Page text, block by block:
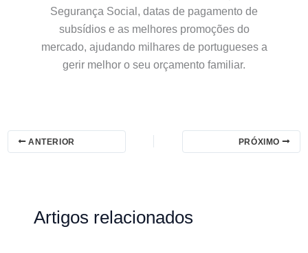
Segurança Social, datas de pagamento de
subsídios e as melhores promoções do
mercado, ajudando milhares de portugueses a
gerir melhor o seu orçamento familiar.
ANTERIOR PRÓXIMO
Artigos relacionados